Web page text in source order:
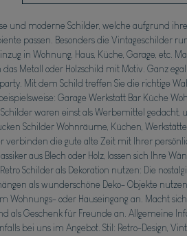
und moderne Schilder, welche aufgrund
passen. Besonders die Vintageschilder
in Wohnung, Haus, Küche, Garage, etc.
das Metall oder Holzschild mit Motiv. Ganz
Mit dem Schild treffen Sie die richtige
Garage Werkstatt Bar Küche
waren einst als Werbemittel
Schilder Wohnräume, Küchen,
verbinden die gute alte Zeit mit Ihrer
aus Blech oder Holz, lassen sich Ihre
Schilder als Dekoration nutzen: Die
als wunderschöne Deko- Objekte
Wohnungs- oder Hauseingang an. Macht
als Geschenk für Freunde an. Allgemeine
bei uns im Angebot. Stil: Retro-Design,